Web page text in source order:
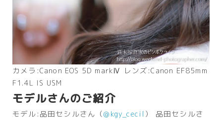
カメラ:Canon EOS 5D markⅣ レンズ:Canon EF85mm
F1.4L IS USM
モデルさんのご紹介
モデル:品田セシルさん（@kgy_cecil ） 品田セシルさ